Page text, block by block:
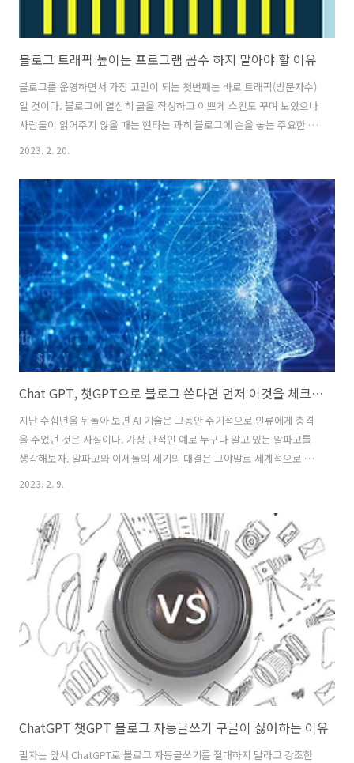
블로그 트래픽 높이는 프로그램 꼼수 하지 말아야 할 이유
블로그를 운영하면서 가장 고민이 되는 첫번째는 바로 트래픽(방문자수)
일 것이다. 블로그에 열심히 글을 작성하고 이쁘게 스킨도 꾸며 보았으나
사람들이 읽어주지 않을 때는 현타는 과히 블로그에 손을 놓는 주요한 이
유 중 하나이다. 이는 수익성 블로그인든 아니든 상관없이 글을 작성할
거들은 트래픽을 높이는 여러가지 방법을 사용한다. 예전에 많이 사용했
던 꼼수는 그날의 대표적 이슈 키워드를 내용과 상괁이 없어도 글에 삽입
한다거나, 상관도 없는 대량의 태그를 걸어 놓는 방법들이 있었다. 최근
에는 아이피를 우회해서 수많은 다른 아이피가 블로그에 방문하는 것처
럼 해서 상단에 노출을 유도하고 그래서 진짜 트래픽을 발생시키는 프로
그램도 있다. 1. ..
2023. 2. 20.
Chat GPT, 챗GPT으로 블로그 쓴다면 먼저 이것을 체크해라!
지난 수십년을 뒤돌아 보면 AI 기술은 그동안 주기적으로 인류에게 충격
을 주었던 것은 사실이다. 가장 단적인 예로 누구나 알고 있는 알파고를
생각해보자. 알파고와 이세돌의 세기의 대결은 그야말로 세계적으로 큰
이슈를 낳았고, AI 기술이 인간을 넘어섰다는 해석과 평가를 내릴 만한
눈을 속일 수 있을 정도의 영상조작이 가능하다는 사실을 알게 되었다.
딥페이크 AI 기술의 영상 조작의 기술이 생각보다 너무 뛰어나고 자연스
러워 사람들은 다시한번 AI 기술에 놀라고 이러한 기술이 선거나 정치,
다양한 분야에서 악용될 수 있다는 사실에 인류는 또 한번 충격을 먹은
것도 사실이다. 최근 Chat GPT라는 것이 새로운 AI 기술로 주목을 받으
면서 다..
2023. 2. 9.
ChatGPT 챗GPT 블로그 자동글쓰기 구글이 싫어하는 이유
필자는 앞서 ChatGPT로 블로그 자동글쓰기를 절대하지 말라고 강조한